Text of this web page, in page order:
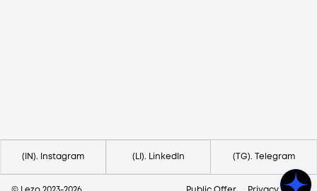
(IN). Instagram (LI). LinkedIn (TG). Telegram